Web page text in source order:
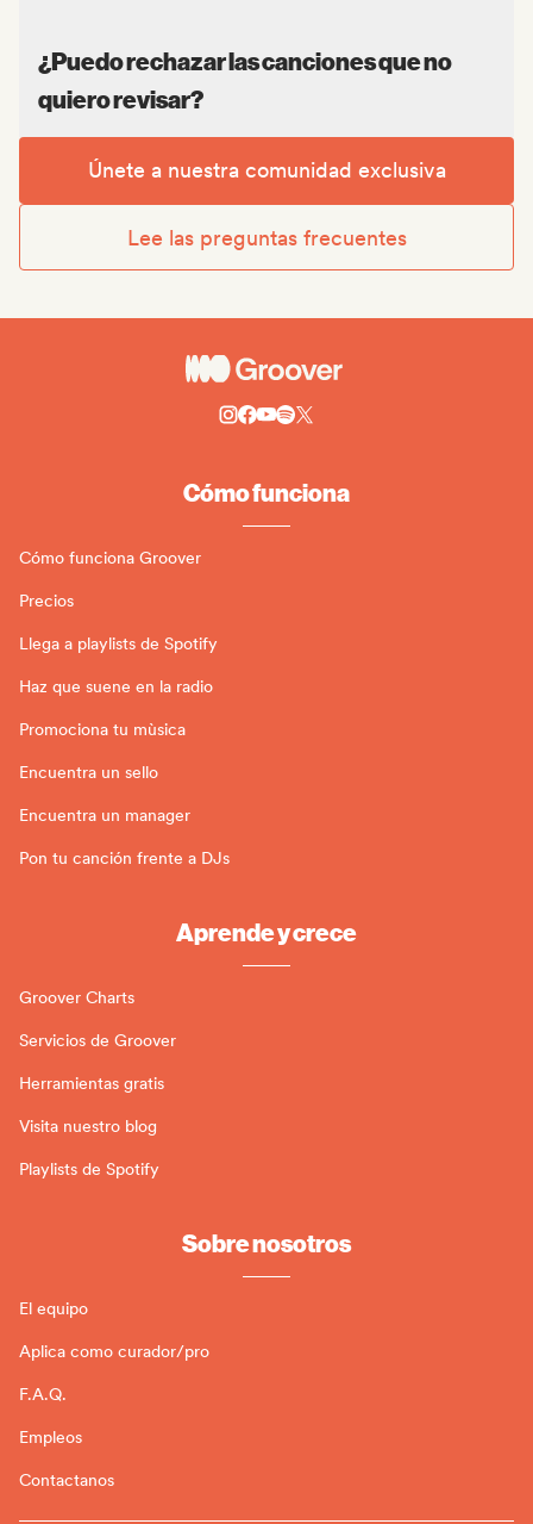
¿Puedo rechazar las canciones que no
quiero revisar?
Únete a nuestra comunidad exclusiva
Lee las preguntas frecuentes
Cómo funciona
Cómo funciona Groover
Precios
Llega a playlists de Spotify
Haz que suene en la radio
Promociona tu mùsica
Encuentra un sello
Encuentra un manager
Pon tu canción frente a DJs
Aprende y crece
Groover Charts
Servicios de Groover
Herramientas gratis
Visita nuestro blog
Playlists de Spotify
Sobre nosotros
El equipo
Aplica como curador/pro
F.A.Q.
Empleos
Contactanos